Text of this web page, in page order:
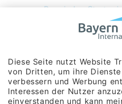
Bayerische Gesellschaft für
Rosenheimer Str. 143C
81671 München
Tel:+49 180 5949260
(Festnetz 14 ct/min, Mobil max. 42